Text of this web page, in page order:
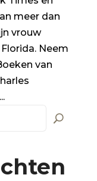
meer dan
vrouw
Neem
van